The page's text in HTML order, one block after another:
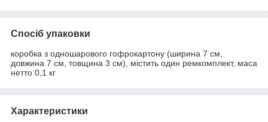
Спосіб упаковки
коробка з одношарового гофрокартону (ширина 7 см,
довжина 7 см, товщина 3 см), містить один ремкомплект, маса
нетто 0,1 кг
Характеристики